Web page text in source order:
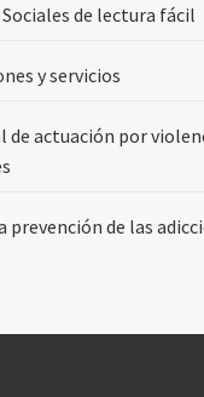
Sociales de lectura fácil
y servicios
actuación por
prevención de las